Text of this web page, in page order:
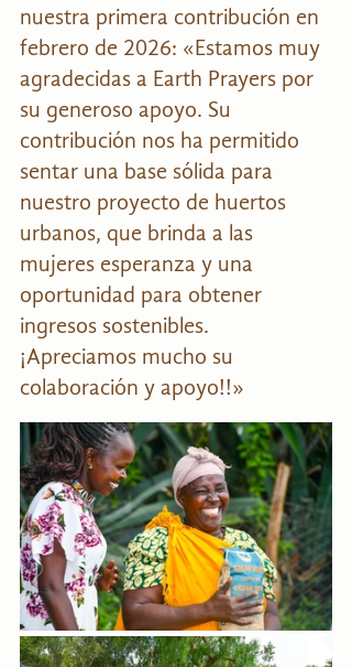
nuestra primera contribución en
febrero de 2026: «Estamos muy
agradecidas a Earth Prayers por
su generoso apoyo. Su
contribución nos ha permitido
sentar una base sólida para
nuestro proyecto de huertos
urbanos, que brinda a las
mujeres esperanza y una
oportunidad para obtener
ingresos sostenibles.
¡Apreciamos mucho su
colaboración y apoyo!!»